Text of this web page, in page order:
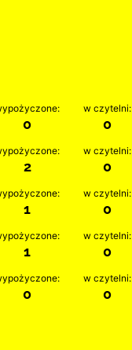
0
w czytelni:
0
2
w czytelni:
0
1
w czytelni:
0
1
w czytelni:
0
0
w czytelni:
0